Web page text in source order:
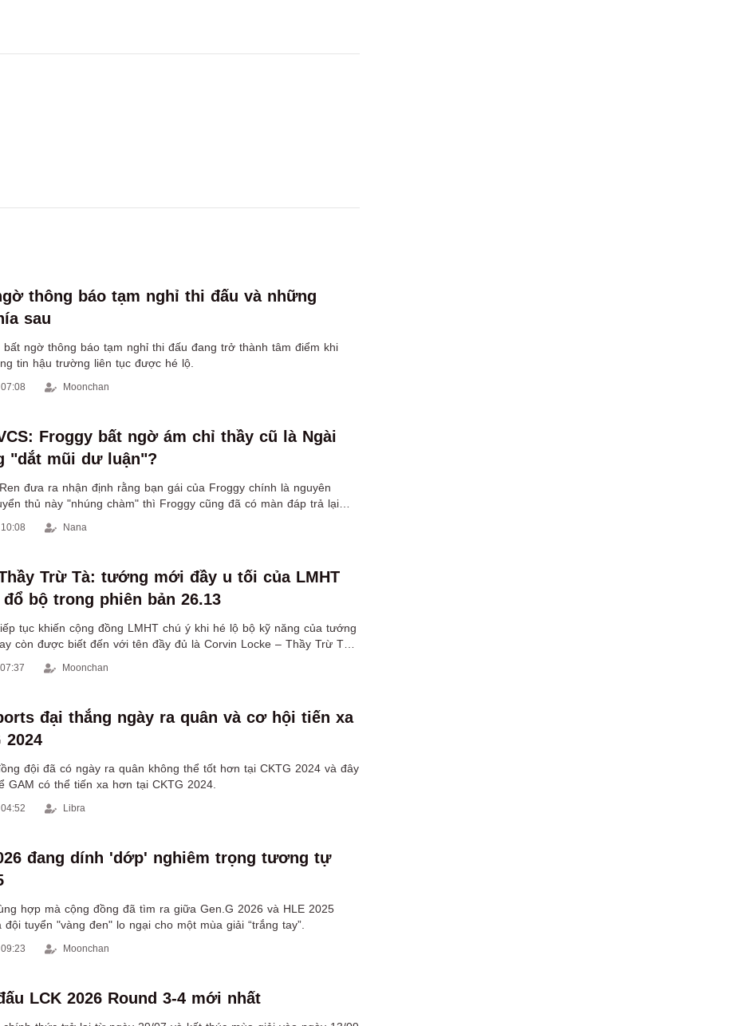
thông báo tạm nghỉ thi đấu và những
sau
bất ngờ thông báo tạm nghỉ thi đấu đang trở thành tâm điểm khi
tin hậu trường liên tục được hé lộ.
Moonchan
Froggy bất ngờ ám chỉ thầy cũ là Ngài
"dắt mũi dư luận"?
đưa ra nhận định rằng bạn gái của Froggy chính là nguyên
thủ này "nhúng chàm" thì Froggy cũng đã có màn đáp trả lại
Nana
Trừ Tà: tướng mới đầy u tối của LMHT
bộ trong phiên bản 26.13
tục khiến cộng đồng LMHT chú ý khi hé lộ bộ kỹ năng của tướng
còn được biết đến với tên đầy đủ là Corvin Locke – Thầy Trừ Tà
sát thủ cơ động, hứa hẹn tạo ra nhiều biến động khi xuất hiện
Moonchan
đại thắng ngày ra quân và cơ hội tiến xa
2024
đội đã có ngày ra quân không thể tốt hơn tại CKTG 2024 và đây
GAM có thể tiến xa hơn tại CKTG 2024.
Libra
đang dính 'dớp' nghiêm trọng tương tự
hợp mà cộng đồng đã tìm ra giữa Gen.G 2026 và HLE 2025
đội tuyển "vàng đen" lo ngại cho một mùa giải “trắng tay”.
Moonchan
LCK 2026 Round 3-4 mới nhất